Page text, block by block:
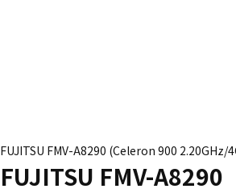
FUJITSU FMV-A8290 (Celeron 900 2.20GHz/
FUJITSU FMV-A8290